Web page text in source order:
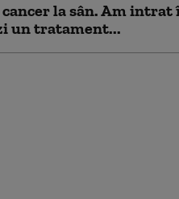
la sân. Am intrat
un tratament...